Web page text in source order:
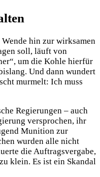
hin zur wirksamen
soll, läuft von
um die Kohle hierfür
Und dann wundert
murmelt: Ich muss
Regierungen – auch
versprochen, ihr
Munition zur
wurden alle nicht
die Auftragsvergabe,
klein. Es ist ein Skandal